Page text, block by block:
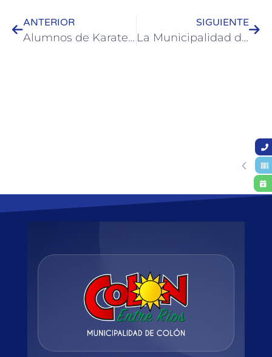
ANTERIOR
Alumnos de Karate fueron evaluados por una escuela nacional
SIGUIENTE
La Municipalidad de Colón brinda recomendaciones para las fiestas